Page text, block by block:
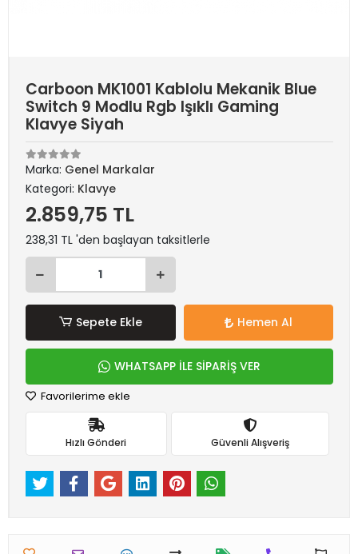
Carboon MK1001 Kablolu Mekanik Blue
Switch 9 Modlu Rgb Işıklı Gaming
Klavye Siyah
Marka: Genel Markalar
Kategori: Klavye
2.859,75 TL
238,31 TL 'den başlayan taksitlerle
Sepete Ekle Hemen Al
WHATSAPP İLE SİPARİŞ VER
Favorilerime ekle
Hızlı Gönderi Güvenli Alışveriş